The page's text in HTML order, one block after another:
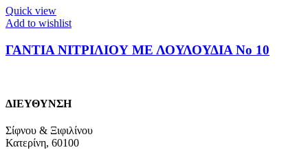
Quick view
Add to wishlist
ΓΑΝΤΙΑ ΝΙΤΡΙΛΙΟΥ ΜΕ ΛΟΥΛΟΥΔΙΑ Νο 10
ΔΙΕΥΘΥΝΣΗ
Σίφνου & Ξιφιλίνου
Κατερίνη, 60100